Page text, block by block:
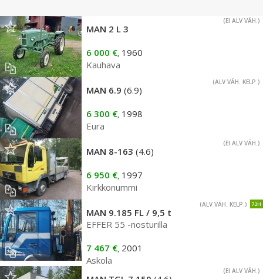
(EI ALV VÄH.)
MAN 2 L 3
6 000 €, 1960
Kauhava
(ALV VÄH. KELP.)
MAN 6.9 (6.9)
6 300 €, 1998
Eura
(EI ALV VÄH.)
MAN 8-163 (4.6)
6 950 €, 1997
Kirkkonummi
72H
(ALV VÄH. KELP.)
MAN 9.185 FL / 9,5 t
EFFER 55 -nosturilla
7 467 €, 2001
Askola
(EI ALV VÄH.)